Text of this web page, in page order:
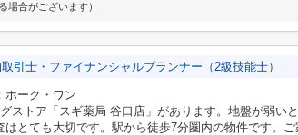
場合がございます）
引士・ファイナンシャルプランナー（2級技能士）
ホーク・ワン
ストア「スギ薬局 谷口店」があります。地盤が弱い
はとても大切です。駅から徒歩7分圏内の物件です。